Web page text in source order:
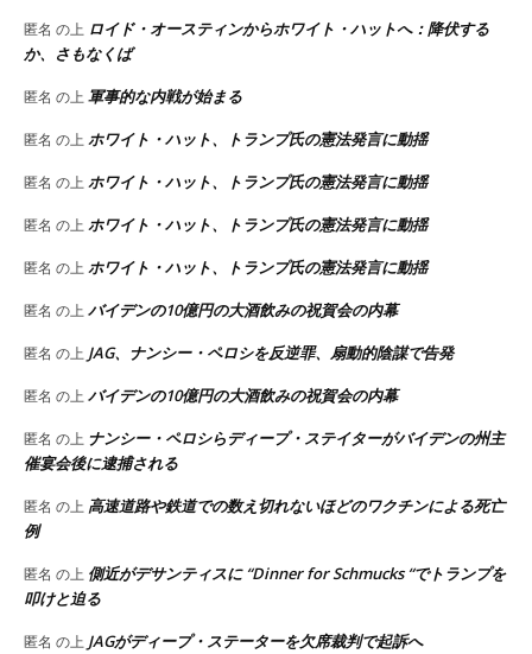
匿名 の上 ロイド・オースティンからホワイト・ハットへ：降伏する
か、さもなくば
匿名 の上軍事的な内戦が始まる
匿名 の上ホワイト・ハット、トランプ氏の憲法発言に動揺
匿名 の上ホワイト・ハット、トランプ氏の憲法発言に動揺
匿名 の上ホワイト・ハット、トランプ氏の憲法発言に動揺
匿名 の上ホワイト・ハット、トランプ氏の憲法発言に動揺
匿名 の上バイデンの10億円の大酒飲みの祝賀会の内幕
匿名 の上 JAG、ナンシー・ペロシを反逆罪、扇動的陰謀で告発
匿名 の上バイデンの10億円の大酒飲みの祝賀会の内幕
匿名 の上 ナンシー・ペロシらディープ・ステイターがバイデンの州主
催宴会後に逮捕される
匿名 の上 高速道路や鉄道での数え切れないほどのワクチンによる死亡
例
匿名 の上 側近がデサンティスに “Dinner for Schmucks “でトランプを
叩けと迫る
匿名 の上 JAGがディープ・ステーターを欠席裁判で起訴へ